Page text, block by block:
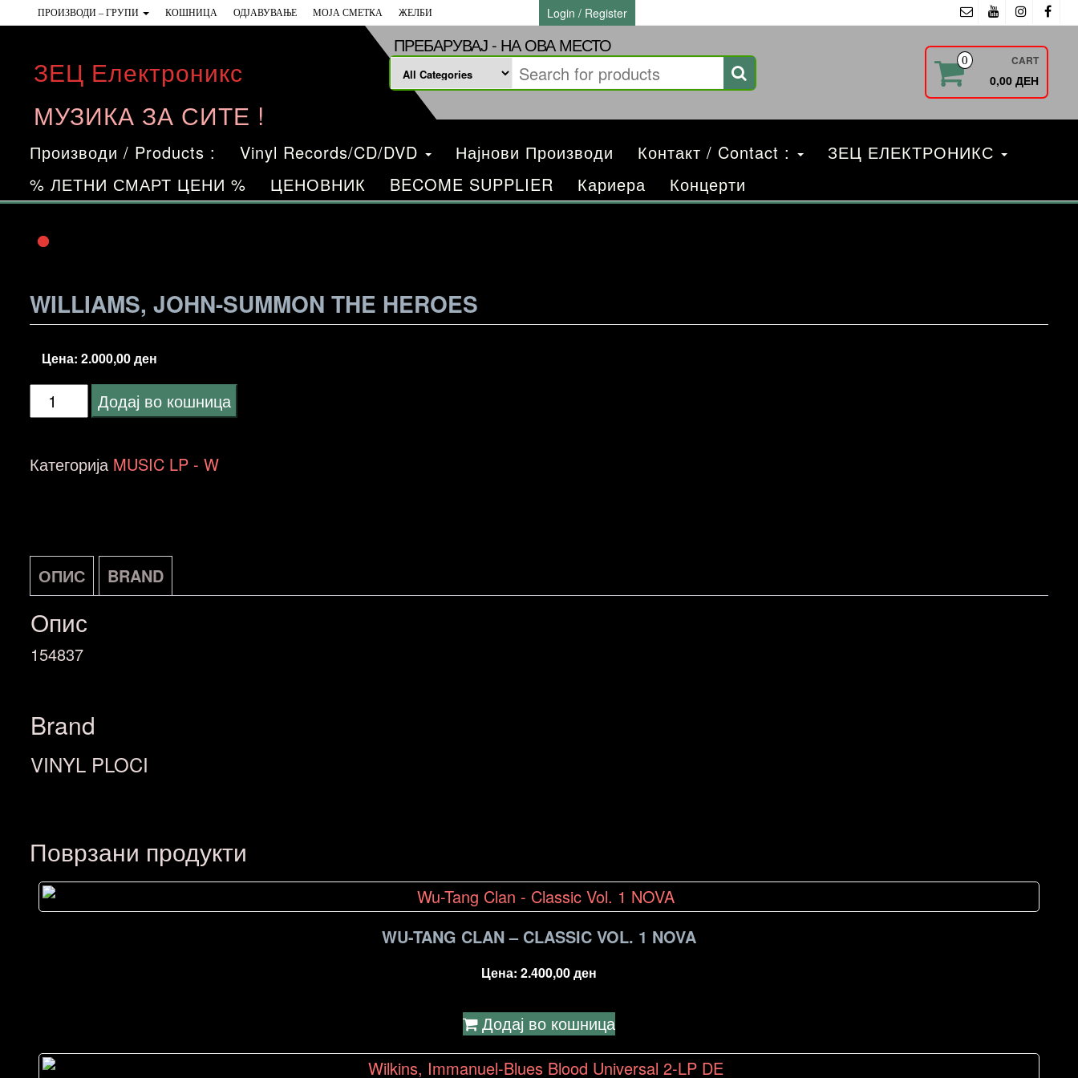
to
content
ПРОИЗВОДИ – ГРУПИ КОШНИЦА ОДЈАВУВАЊЕ МОЈА СМЕТКА ЖЕЛБИ Login / Register
ЗЕЦ Електроникс
МУЗИКА ЗА СИТЕ !
ПРЕБАРУВАЈ - НА ОВА МЕСТО
0 CART
0,00 ДЕН
Производи / Products : Vinyl Records/CD/DVD Најнови Производи Контакт / Contact :
ЗЕЦ ЕЛЕКТРОНИКС
% ЛЕТНИ СМАРТ ЦЕНИ %
ЦЕНОВНИК BECOME SUPPLIER Кариера Концерти
WILLIAMS, JOHN-SUMMON THE HEROES
Цена: 2.000,00ден
Williams,
Summon
Додај во кошница
Категорија MUSIC LP - W
ОПИС BRAND
Опис
154837
Brand
VINYL PLOCI
Поврзани продукти
WU-TANG CLAN – CLASSIC VOL. 1 NOVA
Цена: 2.400,00ден
Додај во кошница